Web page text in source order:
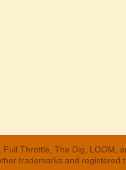
Throttle, The Dig, LOOM,
trademarks and